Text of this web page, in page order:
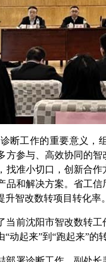
断工作的重要意义，
参与、高效协同的
准小切口，创新合
和解决方案。省工
智改数转项目转化率。
当前沈阳市智改数转
动起来”到“跑起来”的转